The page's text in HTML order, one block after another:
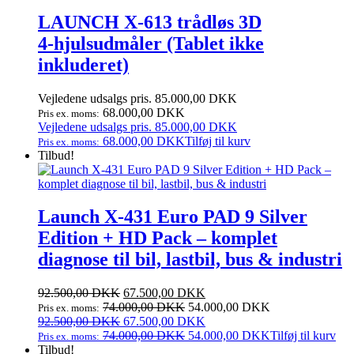
LAUNCH X‑613 trådløs 3D
4‑hjulsudmåler (Tablet ikke
inkluderet)
Vejledene udsalgs pris. 85.000,00 DKK
Pris ex. moms: 68.000,00 DKK
Vejledene udsalgs pris. 85.000,00 DKK
Pris ex. moms: 68.000,00 DKKTilføj til kurv
Tilbud!
Launch X‑431 Euro PAD 9 Silver
Edition + HD Pack – komplet
diagnose til bil, lastbil, bus & industri
92.500,00DKK Den
oprindelige
pris
var:
67.500,00 DKK
aktuelle
er:
Pris ex. moms: 74.000,00DKK 54.000,00 DKK
92.500,00DKK Den
oprindelige
67.500,00 DKK
aktuelle
Pris ex. moms: 74.000,00DKK 54.000,00 DKKTilføj til kurv
Tilbud!